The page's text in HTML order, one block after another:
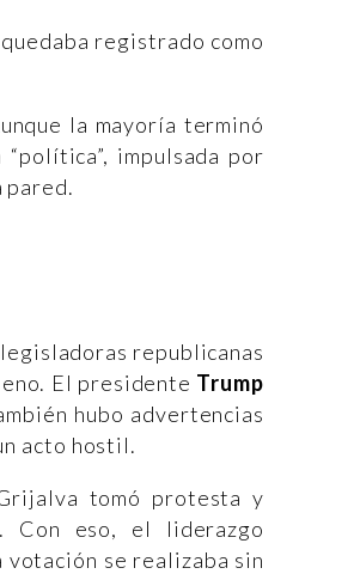
registrado como
la mayoría terminó
impulsada por
pared.
republicanas
El presidente Trump
hubo advertencias
acto hostil.
tomó protesta y
Con eso, el liderazgo
se realizaba sin